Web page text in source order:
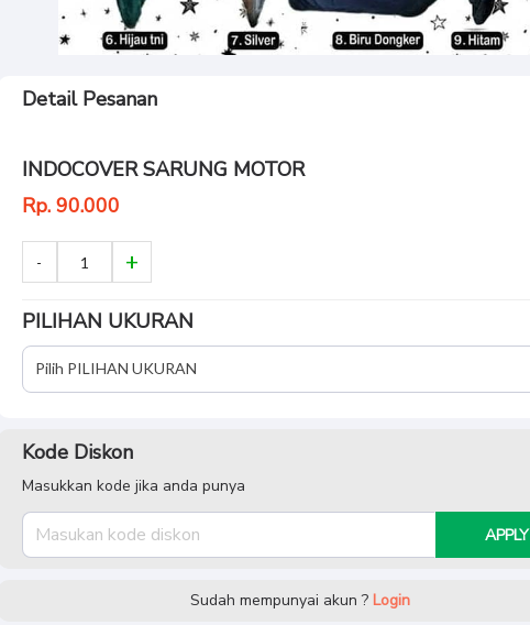
Detail Pesanan
INDOCOVER SARUNG MOTOR
Rp. 90.000
PILIHAN UKURAN
Pilih PILIHAN UKURAN
Kode Diskon
Masukkan kode jika anda punya
APPLY
Sudah mempunyai akun ? Login